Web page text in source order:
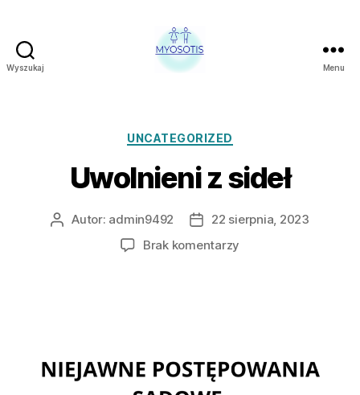
Wyszukaj
CZŁOWIEKA
POLSCE
MYOSOTIS
Menu
Kategorie
UNCATEGORIZED
Uwolnieni z sideł
AutorAutor: admin9492
Data
wpisu
22 sierpnia, 2023
Brak komentarzy